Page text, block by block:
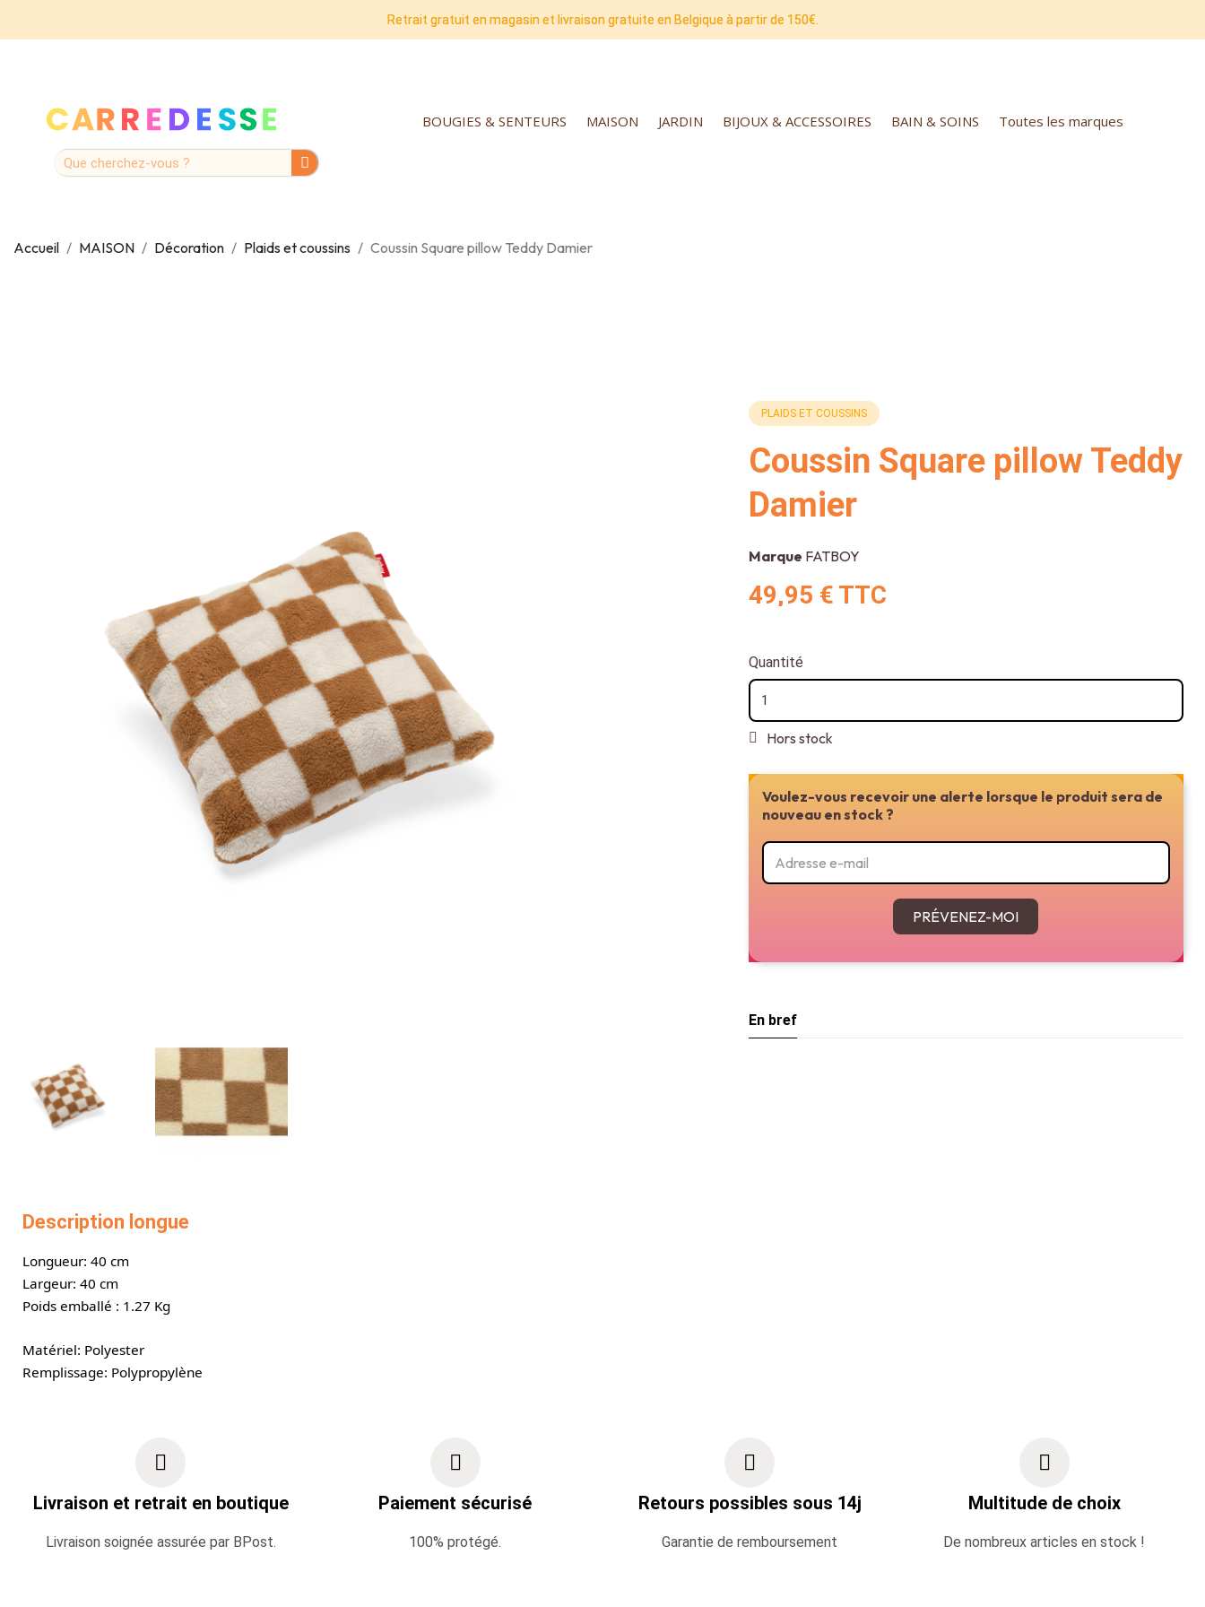
Retrait gratuit en magasin et livraison gratuite en Belgique à partir de 150€.
BOUGIES & SENTEURS MAISON JARDIN BIJOUX & ACCESSOIRES BAIN & SOINS Toutes les marques
Accueil MAISON Décoration Plaids et coussins Coussin Square pillow Teddy Damier
PLAIDS ET COUSSINS
Coussin Square pillow Teddy
Damier
Marque FATBOY
49,95 € TTC
Quantité
Hors stock
Ajouter au panier ou réserver en magasin
Voulez-vous recevoir une alerte lorsque le produit sera de
nouveau en stock ?
PRÉVENEZ-MOI
En bref
Description longue
Longueur: 40 cm
Largeur: 40 cm
Poids emballé : 1.27 Kg
Matériel: Polyester
Remplissage: Polypropylène
Livraison et retrait en boutique
Livraison soignée assurée par BPost.
Paiement sécurisé
100% protégé.
Retours possibles sous 14j
Garantie de remboursement
Multitude de choix
De nombreux articles en stock !